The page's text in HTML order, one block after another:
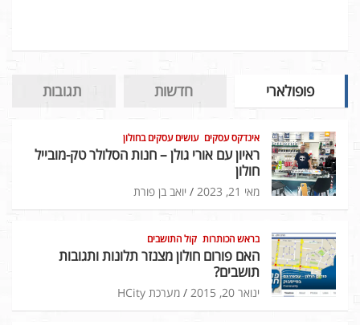
פופולארי חדשות תגובות
אינדקס עסקים עושים עסקים בחולון
ראיון עם אורי גולן – חנות הסלולר טק-מובייל
חולון
מאי 21, 2023 יואב בן פורת
בראש הכותרות קול התושבים
האם פורום חולון מצנזר תלונות ותגובות
תושבים?
ינואר 20, 2015 מערכת HCity